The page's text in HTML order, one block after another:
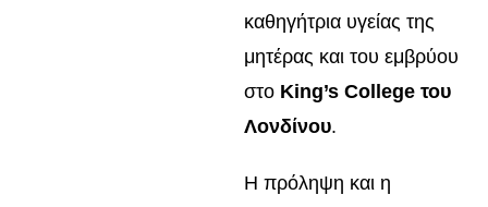
καθηγήτρια υγείας της
μητέρας και του εμβρύου
στο King’s College του
Λονδίνου.
Η πρόληψη και η